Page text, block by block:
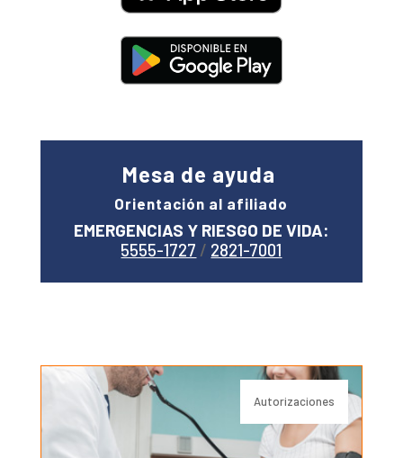
Mesa de ayuda
Orientación al afiliado
EMERGENCIAS Y RIESGO DE VIDA:
5555-1727 / 2821-7001
Autorizaciones